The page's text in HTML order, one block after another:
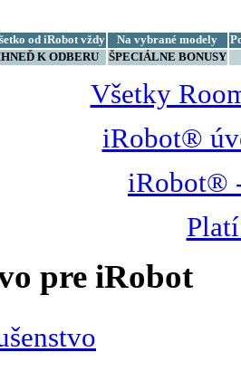
od iRobot vždy Na vybrané modely
K ODBERU
ŠPECIÁLNE BONUSY
Všetky
iRobot®
iRobot®
pre iRobot